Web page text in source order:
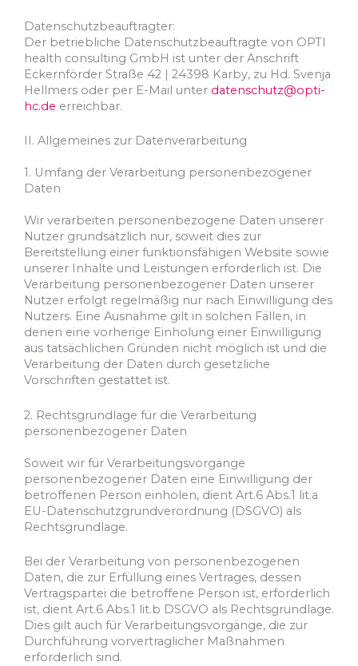
Datenschutzbeauftragter:
Der betriebliche Datenschutzbeauftragte von OPTI
health consulting GmbH ist unter der Anschrift
Eckernförder Straße 42 | 24398 Karby, zu Hd. Svenja
Hellmers oder per E-Mail unter datenschutz@opti-
hc.de erreichbar.
II. Allgemeines zur Datenverarbeitung
1. Umfang der Verarbeitung personenbezogener
Daten
Wir verarbeiten personenbezogene Daten unserer
Nutzer grundsätzlich nur, soweit dies zur
Bereitstellung einer funktionsfähigen Website sowie
unserer Inhalte und Leistungen erforderlich ist. Die
Verarbeitung personenbezogener Daten unserer
Nutzer erfolgt regelmäßig nur nach Einwilligung des
Nutzers. Eine Ausnahme gilt in solchen Fällen, in
denen eine vorherige Einholung einer Einwilligung
aus tatsächlichen Gründen nicht möglich ist und die
Verarbeitung der Daten durch gesetzliche
Vorschriften gestattet ist.
2. Rechtsgrundlage für die Verarbeitung
personenbezogener Daten
Soweit wir für Verarbeitungsvorgänge
personenbezogener Daten eine Einwilligung der
betroffenen Person einholen, dient Art.6 Abs.1 lit.a
EU-Datenschutzgrundverordnung (DSGVO) als
Rechtsgrundlage.
Bei der Verarbeitung von personenbezogenen
Daten, die zur Erfüllung eines Vertrages, dessen
Vertragspartei die betroffene Person ist, erforderlich
ist, dient Art.6 Abs.1 lit.b DSGVO als Rechtsgrundlage.
Dies gilt auch für Verarbeitungsvorgänge, die zur
Durchführung vorvertraglicher Maßnahmen
erforderlich sind.